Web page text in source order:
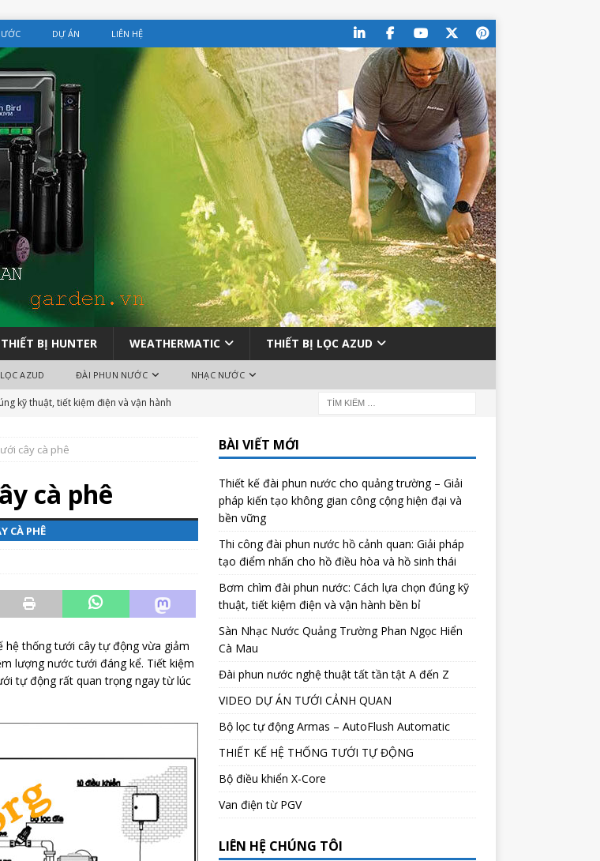
DỰ ÁN LIÊN HỆ
THIẾT BỊ HUNTER WEATHERMATIC THIẾT BỊ LỌC AZUD
LỌC AZUD ĐÀI PHUN NƯỚC NHẠC NƯỚC
kỹ thuật, tiết kiệm điện và vận hành
Cà Mau
HUNTER
BẬT
cây cà phê
cà phê
CÀ PHÊ
hệ thống tưới cây tự động vừa giảm
lượng nước tưới đáng kể. Tiết kiệm
tự động rất quan trọng ngay từ lúc
BÀI VIẾT MỚI
Thiết kế đài phun nước cho quảng trường – Giải
pháp kiến tạo không gian công cộng hiện đại và
bền vững
Thi công đài phun nước hồ cảnh quan: Giải pháp
tạo điểm nhấn cho hồ điều hòa và hồ sinh thái
Bơm chìm đài phun nước: Cách lựa chọn đúng kỹ
thuật, tiết kiệm điện và vận hành bền bỉ
Sàn Nhạc Nước Quảng Trường Phan Ngọc Hiển
Cà Mau
Đài phun nước nghệ thuật tất tần tật A đến Z
VIDEO DỰ ÁN TƯỚI CẢNH QUAN
Bộ lọc tự động Armas – AutoFlush Automatic
THIẾT KẾ HỆ THỐNG TƯỚI TỰ ĐỘNG
Bộ điều khiển X-Core
Van điện từ PGV
LIÊN HỆ CHÚNG TÔI